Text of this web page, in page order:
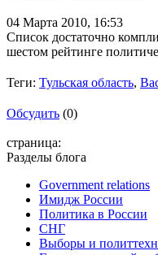
04 Марта 2010, 16:53
Список достаточно
шестом рейтинге
Теги: Тульская область,
Обсудить (0)
страница:
Разделы блога
Government relations
Имидж России
Политика в России
СНГ
Выборы и